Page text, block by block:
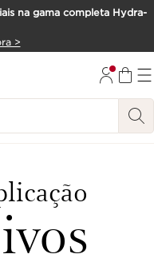
na gama completa Hydra-
>